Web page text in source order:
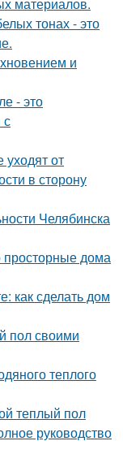
тонах - это
и
- это
с
от
в сторону
Челябинска
просторные дома
как сделать дом
пол своими
теплого
теплый пол
руководство